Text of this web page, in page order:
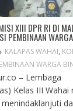
XIII DPR RI DI
PEMBINAAN
KALAPAS WAHAI,
WARGA
– Lembaga
Kelas III Wahai